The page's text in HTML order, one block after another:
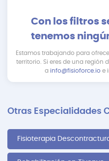
Con los filtros
tenemos
Estamos trabajando para
territorio. Si eres de una región
a info@fisioforce.io e
Otras Especialidades
Fisioterapia